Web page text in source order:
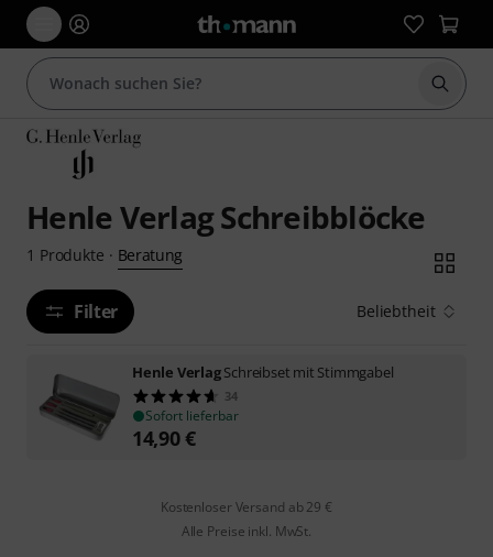
Suche
Henle Verlag Schreibblöcke
1 Produkte · Beratung
Filter Beliebtheit
Henle VerlagSchreibset mit Stimmgabel
34
Sofort lieferbar
14,90€
Kostenloser Versand ab 29 €
Alle Preise inkl. MwSt.